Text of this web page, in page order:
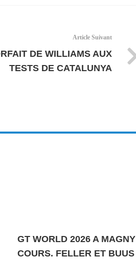
Article Suivant
DE WILLIAMS AUX
TESTS DE CATALUNYA
GT WORLD 2026 A MAGNY
COURS. FELLER ET BUUS